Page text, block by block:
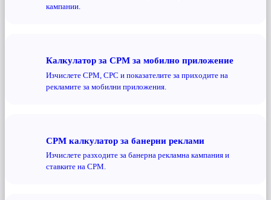
кампании.
Калкулатор за CPM за мобилно приложение
Изчислете CPM, CPC и показателите за приходите на
рекламите за мобилни приложения.
CPM калкулатор за банерни реклами
Изчислете разходите за банерна рекламна кампания и
ставките на CPM.